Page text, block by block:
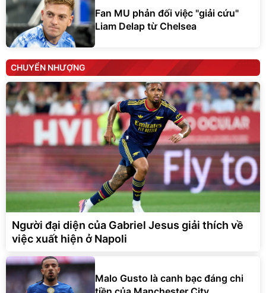
Fan MU phản đối việc "giải cứu"
Liam Delap từ Chelsea
CHUYỂN NHƯỢNG
Người đại diện của Gabriel Jesus giải thích về
việc xuất hiện ở Napoli
Malo Gusto là canh bạc đáng chi